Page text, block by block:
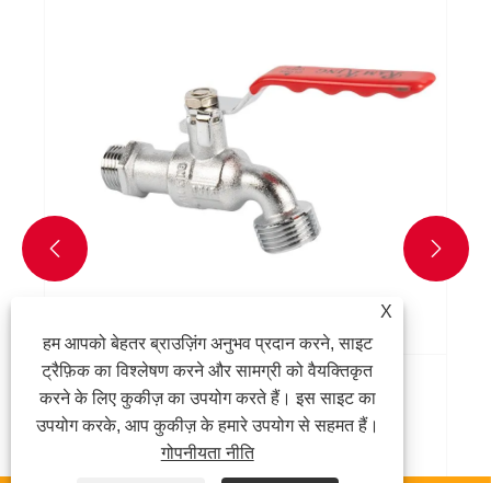
पीतल का बिबकॉक किसके लिए प्रयोग किया जाता है?
 
X
हम आपको बेहतर ब्राउज़िंग अनुभव प्रदान करने, साइट
ट्रैफ़िक का विश्लेषण करने और सामग्री को वैयक्तिकृत
करने के लिए कुकीज़ का उपयोग करते हैं। इस साइट का
उपयोग करके, आप कुकीज़ के हमारे उपयोग से सहमत हैं।
गोपनीयता नीति